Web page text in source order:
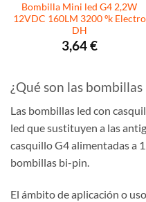
Bombilla Mini led G4 2,2W
12VDC 160LM 3200 ºk Electro
DH
3,64€
¿Qué son las bombillas
Las bombillas led con
led que sustituyen a las
casquillo G4 alimentadas a
bombillas bi-pin.
El ámbito de aplicación o